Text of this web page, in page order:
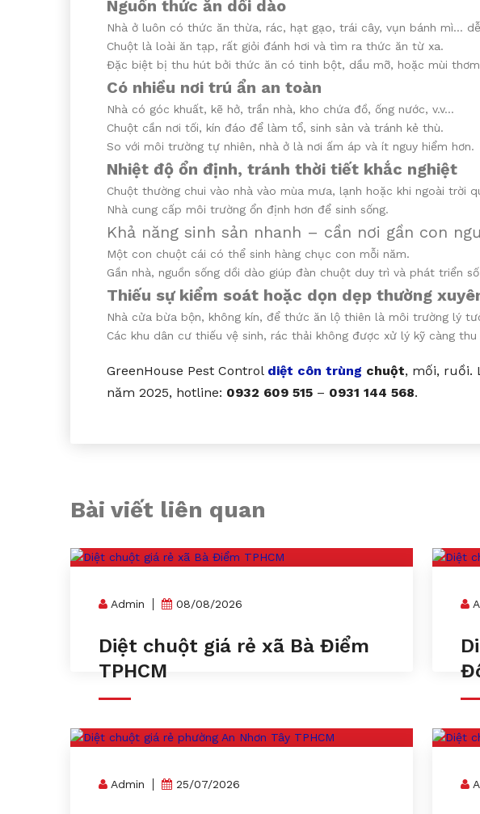
Nguồn thức ăn dồi dào
Nhà ở luôn có thức ăn thừa, rác, hạt gạo, trái cây, vụn bánh mì…
Chuột là loài ăn tạp, rất giỏi đánh hơi và tìm ra thức ăn từ xa.
Đặc biệt bị thu hút bởi thức ăn có tinh bột, dầu mỡ, hoặc mùi
Có nhiều nơi trú ẩn an toàn
Nhà có góc khuất, kẽ hở, trần nhà, kho chứa đồ, ống nước, v.v…
Chuột cần nơi tối, kín đáo để làm tổ, sinh sản và tránh kẻ thù.
So với môi trường tự nhiên, nhà ở là nơi ấm áp và ít nguy hiểm hơn.
Nhiệt độ ổn định, tránh thời tiết khắc nghiệt
Chuột thường chui vào nhà vào mùa mưa, lạnh hoặc khi ngoài trời
Nhà cung cấp môi trường ổn định hơn để sinh sống.
Khả năng sinh sản nhanh – cần nơi gần con
Một con chuột cái có thể sinh hàng chục con mỗi năm.
Gần nhà, nguồn sống dồi dào giúp đàn chuột duy trì và phát triển
Thiếu sự kiểm soát hoặc dọn dẹp thường
Nhà cửa bừa bộn, không kín, để thức ăn lộ thiên là môi trường lý
Các khu dân cư thiếu vệ sinh, rác thải không được xử lý kỹ càng
GreenHouse Pest Control diệt côn trùng chuột, mối, ruồi.
năm 2025, hotline: 0932 609 515 – 0931 144 568.
Bài viết liên quan
Admin 08/08/2026
Diệt chuột giá rẻ xã Bà Điểm
TPHCM
Admin 25/07/2026